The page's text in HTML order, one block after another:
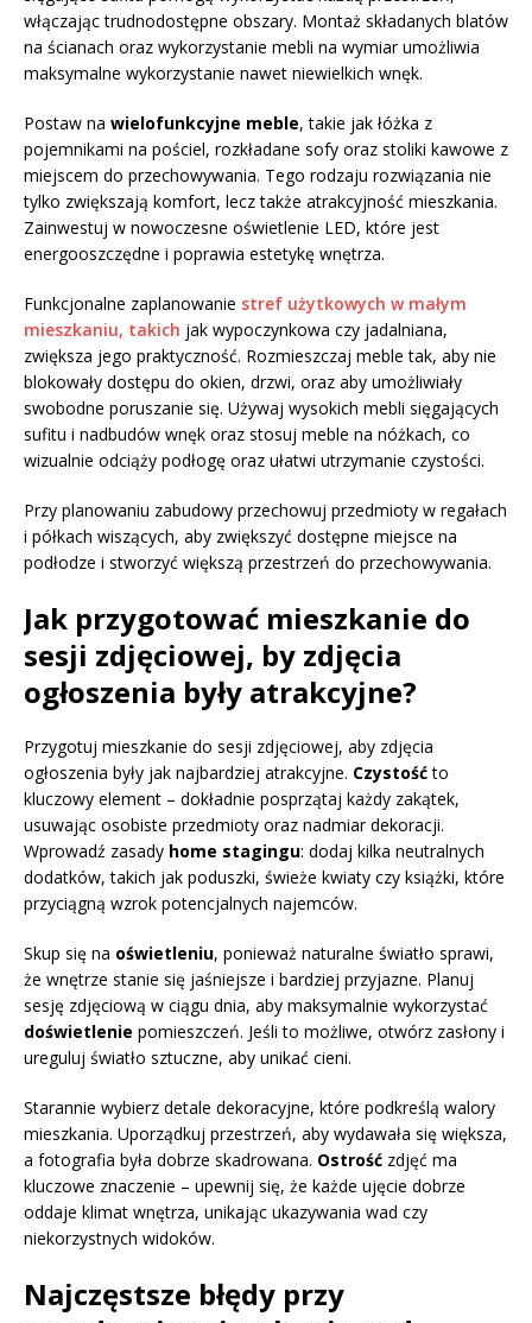
włączając trudnodostępne obszary. Montaż składanych blatów
na ścianach oraz wykorzystanie mebli na wymiar umożliwia
maksymalne wykorzystanie nawet niewielkich wnęk.
Postaw na wielofunkcyjne meble, takie jak łóżka z
pojemnikami na pościel, rozkładane sofy oraz stoliki kawowe z
miejscem do przechowywania. Tego rodzaju rozwiązania nie
tylko zwiększają komfort, lecz także atrakcyjność mieszkania.
Zainwestuj w nowoczesne oświetlenie LED, które jest
energooszczędne i poprawia estetykę wnętrza.
Funkcjonalne zaplanowanie stref użytkowych w małym
mieszkaniu, takich jak wypoczynkowa czy jadalniana,
zwiększa jego praktyczność. Rozmieszczaj meble tak, aby nie
blokowały dostępu do okien, drzwi, oraz aby umożliwiały
swobodne poruszanie się. Używaj wysokich mebli sięgających
sufitu i nadbudów wnęk oraz stosuj meble na nóżkach, co
wizualnie odciąży podłogę oraz ułatwi utrzymanie czystości.
Przy planowaniu zabudowy przechowuj przedmioty w regałach
i półkach wiszących, aby zwiększyć dostępne miejsce na
podłodze i stworzyć większą przestrzeń do przechowywania.
Jak przygotować mieszkanie do
sesji zdjęciowej, by zdjęcia
ogłoszenia były atrakcyjne?
Przygotuj mieszkanie do sesji zdjęciowej, aby zdjęcia
ogłoszenia były jak najbardziej atrakcyjne. Czystośćto
kluczowy element – dokładnie posprzątaj każdy zakątek,
usuwając osobiste przedmioty oraz nadmiar dekoracji.
Wprowadź zasady home stagingu: dodaj kilka neutralnych
dodatków, takich jak poduszki, świeże kwiaty czy książki, które
przyciągną wzrok potencjalnych najemców.
Skup się na oświetleniu, ponieważ naturalne światło sprawi,
że wnętrze stanie się jaśniejsze i bardziej przyjazne. Planuj
sesję zdjęciową w ciągu dnia, aby maksymalnie wykorzystać
doświetlenie pomieszczeń. Jeśli to możliwe, otwórz zasłony i
ureguluj światło sztuczne, aby unikać cieni.
Starannie wybierz detale dekoracyjne, które podkreślą walory
mieszkania. Uporządkuj przestrzeń, aby wydawała się większa,
a fotografia była dobrze skadrowana. Ostrość zdjęć ma
kluczowe znaczenie – upewnij się, że każde ujęcie dobrze
oddaje klimat wnętrza, unikając ukazywania wad czy
niekorzystnych widoków.
Najczęstsze błędy przy